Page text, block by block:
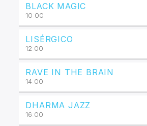
BLACK MAGIC
10:00
LISÉRGICO
12:00
RAVE IN THE BRAIN
14:00
DHARMA JAZZ
16:00